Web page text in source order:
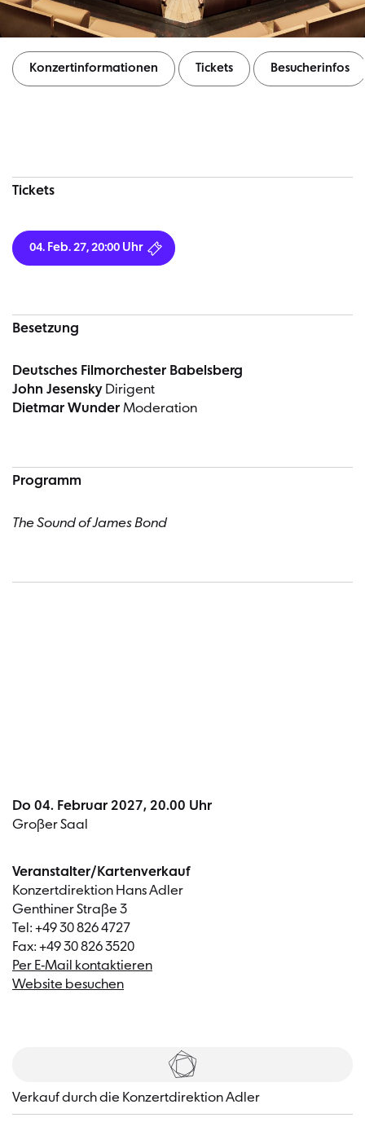
Konzertinformationen Tickets Besucherinfos
Tickets
04. Feb. 27, 20:00 Uhr
Besetzung
Deutsches Filmorchester Babelsberg
John Jesensky Dirigent
Dietmar Wunder Moderation
Programm
The Sound of James Bond
Do 04. Februar 2027, 20.00 Uhr
Großer Saal
Veranstalter/Kartenverkauf
Konzertdirektion Hans Adler
Genthiner Straße 3
Tel: +49 30 826 4727
Fax: +49 30 826 3520
Per E-Mail kontaktieren
Website besuchen
Tickets
​Verkauf durch die Konzertdirektion Adler